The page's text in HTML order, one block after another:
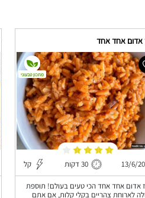
אדום אחד אחד
13/6/ 30 דקות קל
אדום אחד אחד הכי טעים בעולם! תוספת
לארוחת צהריים בקלי קלות, אם אתם
מתכון טבעוני